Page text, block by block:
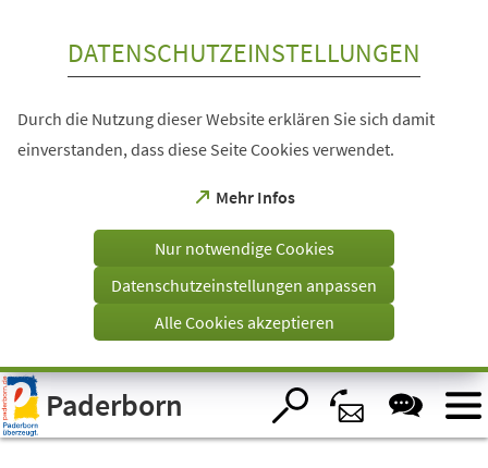
Visuelle
Assistenzsoftware
öffnen.
DATENSCHUTZEINSTELLUNGEN
Durch die Nutzung dieser Website erklären Sie sich damit
einverstanden, dass diese Seite Cookies verwendet.
Mehr Infos
(Öffnet
einem
Tab)
Nur notwendige Cookies
Datenschutzeinstellungen anpassen
Alle Cookies akzeptieren
Paderborn